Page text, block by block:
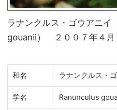
ラナンクルス・ゴウアニイ
gouanii） ２００７年４
和名 ラナンクルス・
学名 Ranunculus